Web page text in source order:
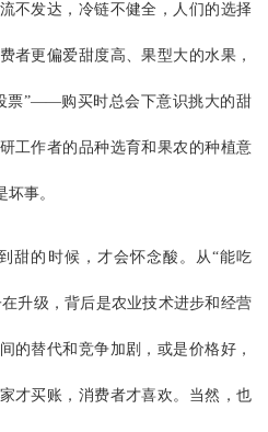
不发达，冷链不健全，人们的选择
者更偏爱甜度高、果型大的水果，
票”——购买时总会下意识挑大的甜
工作者的品种选育和果农的种植意
事。
甜的时候，才会怀念酸。从“能吃
升级，背后是农业技术进步和经营
的替代和竞争加剧，或是价格好，
才买账，消费者才喜欢。当然，也